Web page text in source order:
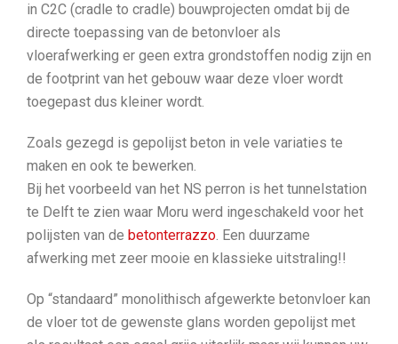
in C2C (cradle to cradle) bouwprojecten omdat bij de
directe toepassing van de betonvloer als
vloerafwerking er geen extra grondstoffen nodig zijn en
de footprint van het gebouw waar deze vloer wordt
toegepast dus kleiner wordt.
Zoals gezegd is gepolijst beton in vele variaties te
maken en ook te bewerken.
Bij het voorbeeld van het NS perron is het tunnelstation
te Delft te zien waar Moru werd ingeschakeld voor het
polijsten van de betonterrazzo. Een duurzame
afwerking met zeer mooie en klassieke uitstraling!!
Op “standaard” monolithisch afgewerkte betonvloer kan
de vloer tot de gewenste glans worden gepolijst met